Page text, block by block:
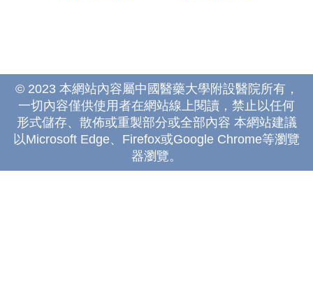
© 2023 本網站內容屬中國醫藥大學附設醫院所有，
一切內容僅供使用者在網站線上閱讀，禁止以任何
形式儲存、散佈或重製部分或全部內容 本網站建議
以Microsoft Edge、Firefox或Google Chrome等瀏覽
器瀏覽。